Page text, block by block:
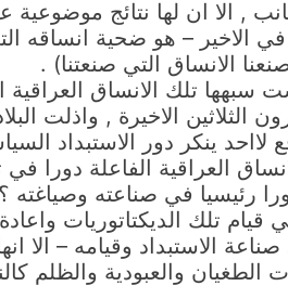
, الا ان لها نتائج
الاخير – هو ضحية انساقه
الانساق التي صنعتنا) .
تلك الانساق العراقية
الثلاثين الاخيرة , واذلت
لااحد ينكر دور الاستبداد
العراقية الفاعلة دورا في
رئيسيا في صناعته
تلك الديكتاتوريات
الاستبداد وقيامه – الا
والعبودية والظلم